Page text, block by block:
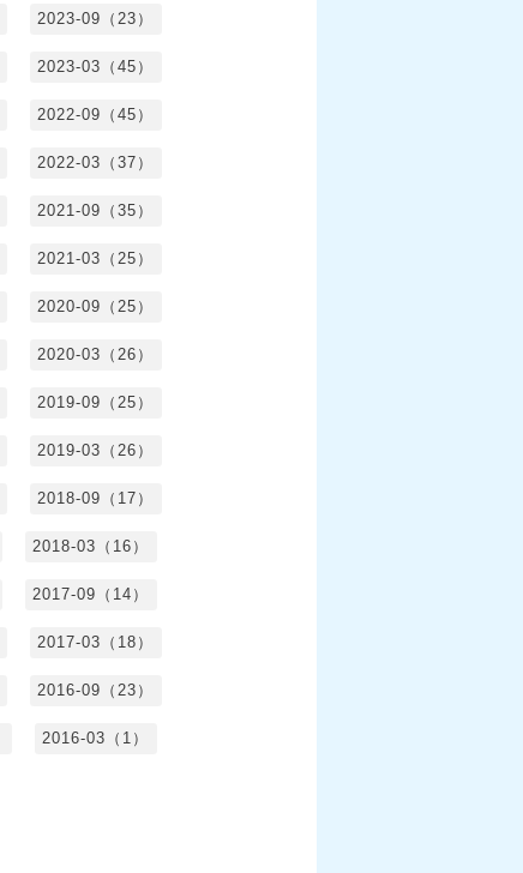
2023-09（23）
2023-03（45）
2022-09（45）
2022-03（37）
2021-09（35）
2021-03（25）
2020-09（25）
2020-03（26）
2019-09（25）
2019-03（26）
2018-09（17）
2018-03（16）
2017-09（14）
2017-03（18）
2016-09（23）
2016-03（1）